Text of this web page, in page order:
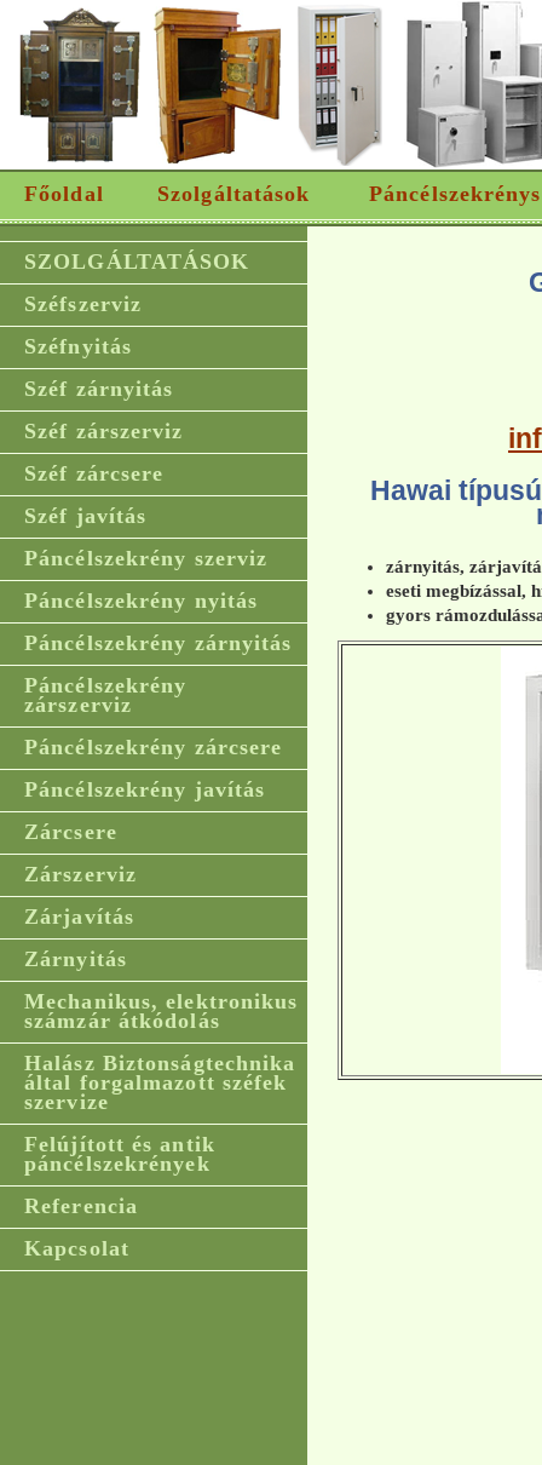
Főoldal Szolgáltatások
SZOLGÁLTATÁSOK
Széfszerviz
Széfnyitás
Széf zárnyitás
Széf zárszerviz
Széf zárcsere
Széf javítás
Páncélszekrény szerviz
Páncélszekrény nyitás
Páncélszekrény zárnyitás
Páncélszekrény
zárszerviz
Páncélszekrény zárcsere
Páncélszekrény javítás
Zárcsere
Zárszerviz
Zárjavítás
Zárnyitás
Mechanikus, elektronikus
számzár átkódolás
Halász Biztonságtechnika
által forgalmazott széfek
szervize
Felújított és antik
páncélszekrények
Referencia
Kapcsolat
Hawai
zárnyitás,
eseti megbízással,
gyors